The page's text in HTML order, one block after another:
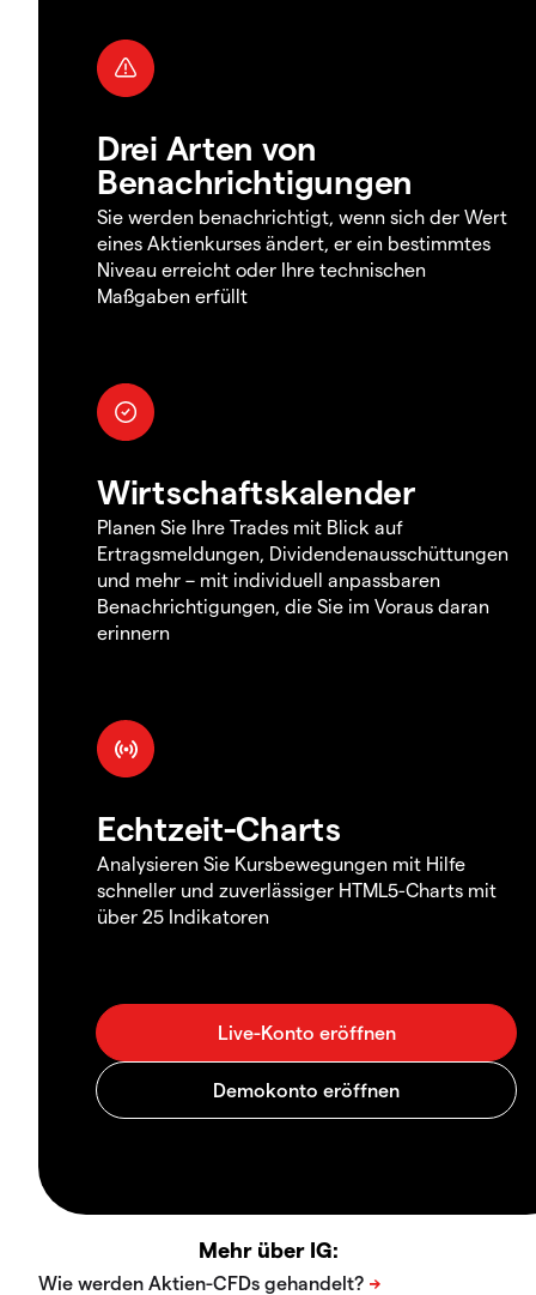
Drei Arten von
Benachrichtigungen
Sie werden benachrichtigt, wenn sich der Wert
eines Aktienkurses ändert, er ein bestimmtes
Niveau erreicht oder Ihre technischen
Maßgaben erfüllt
Wirtschaftskalender
Planen Sie Ihre Trades mit Blick auf
Ertragsmeldungen, Dividendenausschüttungen
und mehr – mit individuell anpassbaren
Benachrichtigungen, die Sie im Voraus daran
erinnern
Echtzeit-Charts
Analysieren Sie Kursbewegungen mit Hilfe
schneller und zuverlässiger HTML5-Charts mit
über 25 Indikatoren
Mehr über IG: